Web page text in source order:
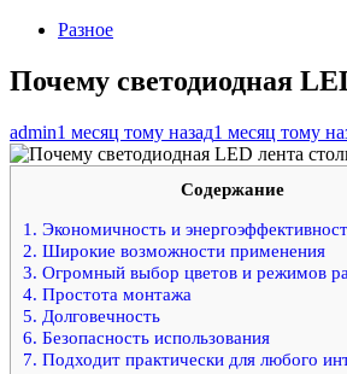
Разное
Почему светодиодная
admin1 месяц тому назад1 месяц тому
Содержание
1. Экономичность и
2. Широкие возможности применения
3. Огромный выбор цветов и режимов
4. Простота монтажа
5. Долговечность
6. Безопасность использования
7. Подходит практически для любого